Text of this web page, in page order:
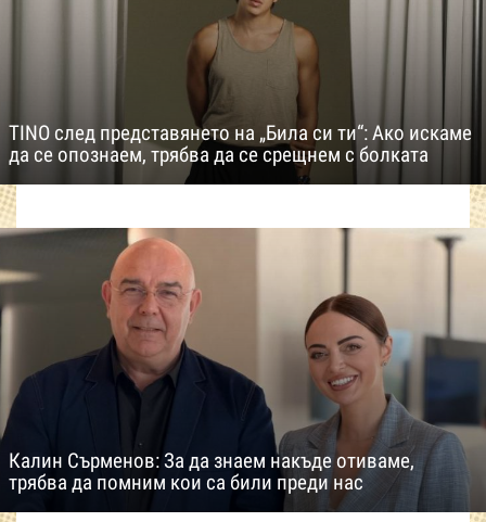
TINO след представянето на „Била си ти“: Ако искаме
да се опознаем, трябва да се срещнем с болката
Калин Сърменов: За да знаем накъде отиваме,
трябва да помним кои са били преди нас